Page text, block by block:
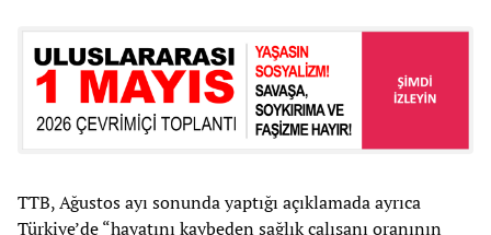
TTB, Ağustos ayı sonunda yaptığı açıklamada ayrıca
Türkiye’de “hayatını kaybeden sağlık çalışanı oranının